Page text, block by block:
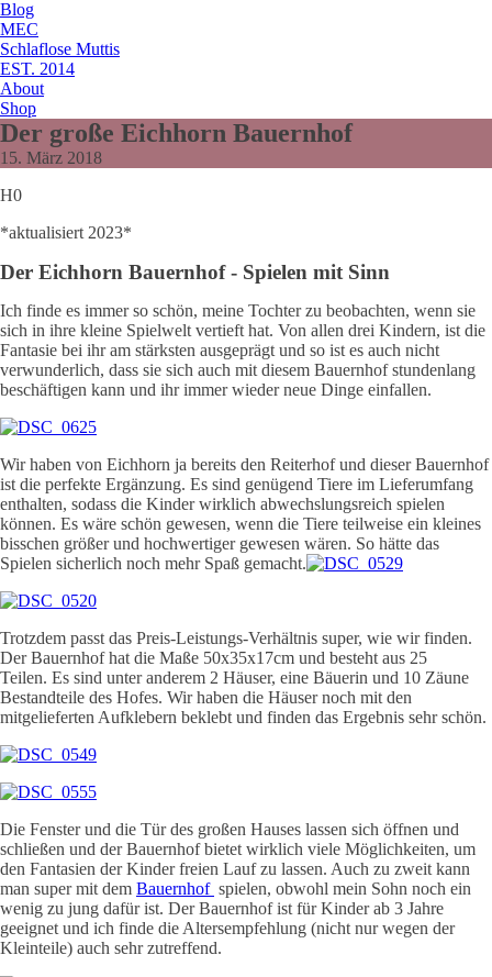
Blog
MEC
Schlaflose Muttis
EST. 2014
About
Shop
Der große Eichhorn Bauernhof
15. März 2018
H0
*aktualisiert 2023*
Der Eichhorn Bauernhof - Spielen mit Sinn
Ich finde es immer so schön, meine Tochter zu beobachten, wenn sie
sich in ihre kleine Spielwelt vertieft hat. Von allen drei Kindern, ist die
Fantasie bei ihr am stärksten ausgeprägt und so ist es auch nicht
verwunderlich, dass sie sich auch mit diesem Bauernhof stundenlang
beschäftigen kann und ihr immer wieder neue Dinge einfallen.
Wir haben von Eichhorn ja bereits den Reiterhof und dieser Bauernhof
ist die perfekte Ergänzung. Es sind genügend Tiere im Lieferumfang
enthalten, sodass die Kinder wirklich abwechslungsreich spielen
können. Es wäre schön gewesen, wenn die Tiere teilweise ein kleines
bisschen größer und hochwertiger gewesen wären. So hätte das
Spielen sicherlich noch mehr Spaß gemacht.
Trotzdem passt das Preis-Leistungs-Verhältnis super, wie wir finden.
Der Bauernhof hat die Maße 50x35x17cm und besteht aus 25
Teilen. Es sind unter anderem 2 Häuser, eine Bäuerin und 10 Zäune
Bestandteile des Hofes. Wir haben die Häuser noch mit den
mitgelieferten Aufklebern beklebt und finden das Ergebnis sehr schön.
Die Fenster und die Tür des großen Hauses lassen sich öffnen und
schließen und der Bauernhof bietet wirklich viele Möglichkeiten, um
den Fantasien der Kinder freien Lauf zu lassen. Auch zu zweit kann
man super mit dem Bauernhof spielen, obwohl mein Sohn noch ein
wenig zu jung dafür ist. Der Bauernhof ist für Kinder ab 3 Jahre
geeignet und ich finde die Altersempfehlung (nicht nur wegen der
Kleinteile) auch sehr zutreffend.